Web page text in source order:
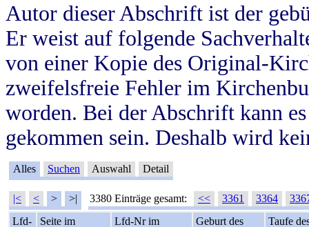
Autor dieser Abschrift ist der
Er weist auf folgende
von einer Kopie des Original-
zweifelsfreie Fehler im
worden. Bei der Abschrift kann
gekommen sein. Deshalb wird
Alles Suchen Auswahl Detail
|< < > >| 3380 Einträge gesamt: << 3361 3364
Lfd-
Seite im
Lfd-Nr im
Geburt des
Taufe